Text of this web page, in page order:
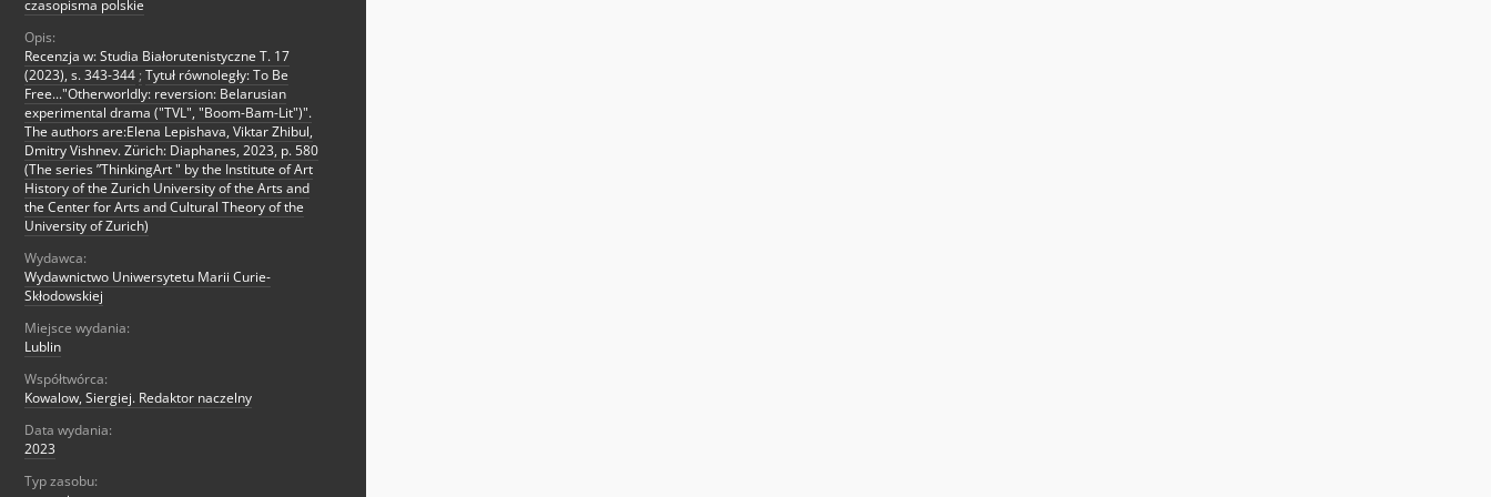
czasopisma polskie
Opis:
Recenzja w: Studia Białorutenistyczne T. 17
(2023), s. 343-344 ; Tytuł równoległy: To Be
Free..."Otherworldly: reversion: Belarusian
experimental drama ("TVL", "Boom-Bam-Lit")".
The authors are:Elena Lepishava, Viktar Zhibul,
Dmitry Vishnev. Zürich: Diaphanes, 2023, p. 580
(The series ”ThinkingArt " by the Institute of Art
History of the Zurich University of the Arts and
the Center for Arts and Cultural Theory of the
University of Zurich)
Wydawca:
Wydawnictwo Uniwersytetu Marii Curie-
Skłodowskiej
Miejsce wydania:
Lublin
Współtwórca:
Kowalow, Siergiej. Redaktor naczelny
Data wydania:
2023
Typ zasobu: